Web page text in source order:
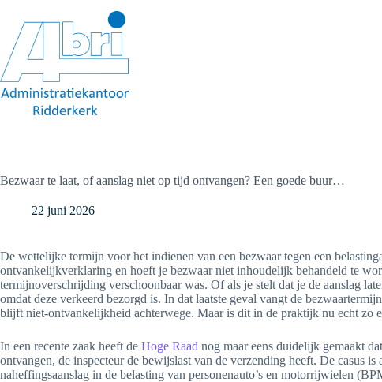
inhoud
Bezwaar te laat, of aanslag niet op tijd ontvangen? Een goede buur…
22 juni 2026
De wettelijke termijn voor het indienen van een bezwaar tegen een
ontvankelijkverklaring en hoeft je bezwaar niet inhoudelijk behandeld te
termijnoverschrijding verschoonbaar was. Of als je stelt dat je de aanslag
omdat deze verkeerd bezorgd is. In dat laatste geval vangt de
blijft niet-ontvankelijkheid achterwege. Maar is dit in de praktijk nu echt zo
In een recente zaak heeft de Hoge Raad nog maar eens duidelijk gemaakt
ontvangen, de inspecteur de bewijslast van de verzending heeft. De casus
naheffingsaanslag in de belasting van personenauto’s en motorrijwielen